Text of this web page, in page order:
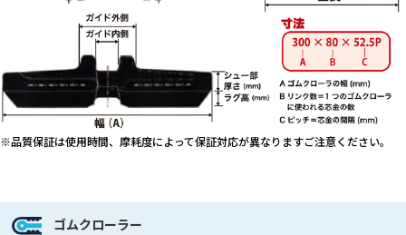
※品質保証は使用時間、摩耗度によって保証対応が異なりますご注意ください。
ゴムクローラー